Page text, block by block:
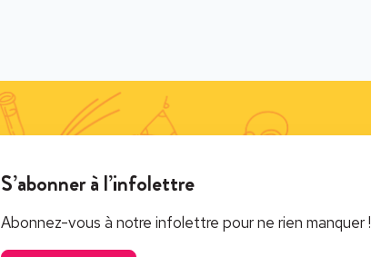
S’abonner à l’infolettre
Abonnez-vous à notre infolettre pour ne rien manquer !